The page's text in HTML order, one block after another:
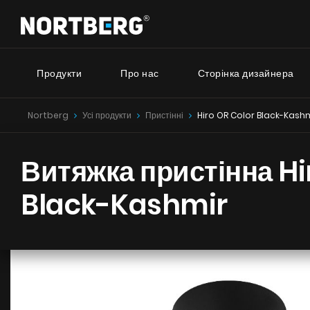
Продукти
Новинки
Витяжки Пристінні
Витяжки Вбудовані
Витяжки Рустикальні
Витяжки Стельові
Витяжки Декоративні
Витяжки Повновбудовані
Nortberg
Витяжки
Витяжки
кухнної
Про нас Сторінка дизайнера
Порадник
Nortberg Усі продукти Пристінні Hiro OR Color Black-
Витяжка пристінна
Black-Kashmir